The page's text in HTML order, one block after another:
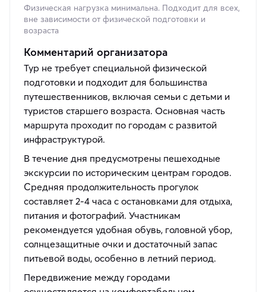
Физическая нагрузка минимальна. Подходит для всех,
вне зависимости от физической подготовки и
возраста
Комментарий организатора
Тур не требует специальной физической
подготовки и подходит для большинства
путешественников, включая семьи с детьми и
туристов старшего возраста. Основная часть
маршрута проходит по городам с развитой
инфраструктурой.
В течение дня предусмотрены пешеходные
экскурсии по историческим центрам городов.
Средняя продолжительность прогулок
составляет 2-4 часа с остановками для отдыха,
питания и фотографий. Участникам
рекомендуется удобная обувь, головной убор,
солнцезащитные очки и достаточный запас
питьевой воды, особенно в летний период.
Передвижение между городами